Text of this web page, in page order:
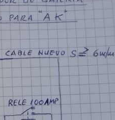
que reconocer que van